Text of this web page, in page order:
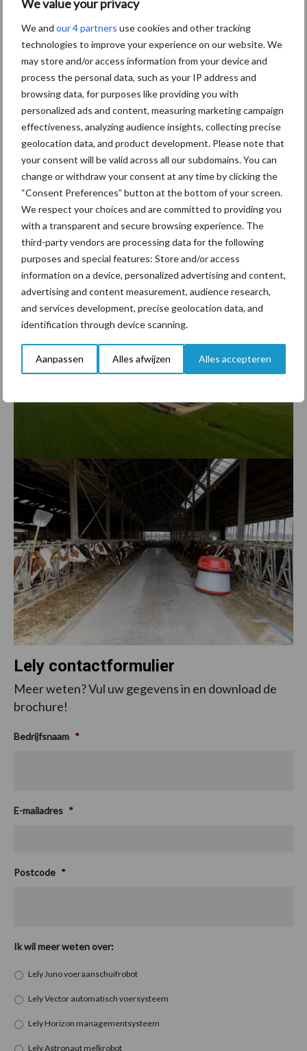
We value your privacy
We and our 4 partners use cookies and other tracking
technologies to improve your experience on our website. We
may store and/or access information from your device and
process the personal data, such as your IP address and
browsing data, for purposes like providing you with
personalized ads and content, measuring marketing campaign
effectiveness, analyzing audience insights, collecting precise
geolocation data, and product development. Please note that
your consent will be valid across all our subdomains. You can
change or withdraw your consent at any time by clicking the
“Consent Preferences” button at the bottom of your screen.
We respect your choices and are committed to providing you
with a transparent and secure browsing experience. The
third-party vendors are processing data for the following
purposes and special features: Store and/or access
information on a device, personalized advertising and content,
advertising and content measurement, audience research,
and services development, precise geolocation data, and
identification through device scanning.
Aanpassen Alles afwijzen Alles accepteren
Lely contactformulier
Meer weten? Vul uw gegevens in en download de
brochure!
Bedrijfsnaam *
E-mailadres *
Postcode *
Ik wil meer weten over:
Lely Juno voeraanschuifrobot
Lely Vector automatisch voersysteem
Lely Horizon managementsysteem
Lely Astronaut melkrobot